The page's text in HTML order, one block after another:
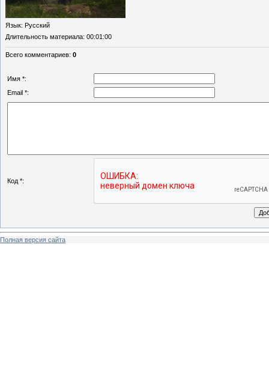
Язык: Русский
Длительность материала: 00:01:00
Всего комментариев: 0
Имя *:
Email *:
Код *:
Полная версия сайта